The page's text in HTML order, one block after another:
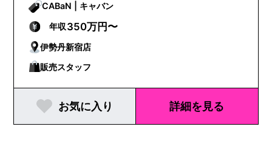
CABaN | キャバン
年収350万円〜
伊勢丹新宿店
販売スタッフ
お気に入り 詳細を見る